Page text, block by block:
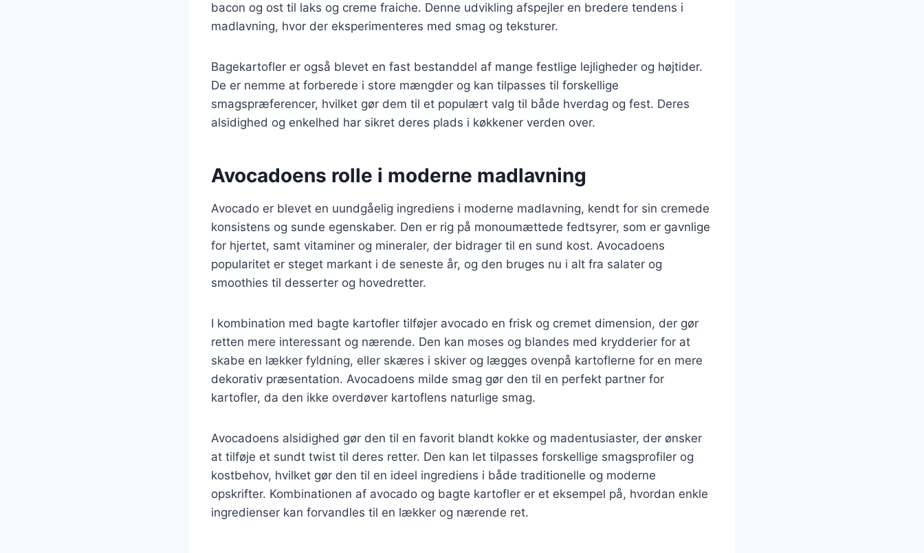
bacon og ost til laks og creme fraiche. Denne udvikling afspejler en bredere tendens i
madlavning, hvor der eksperimenteres med smag og teksturer.
Bagekartofler er også blevet en fast bestanddel af mange festlige lejligheder og højtider.
De er nemme at forberede i store mængder og kan tilpasses til forskellige
smagspræferencer, hvilket gør dem til et populært valg til både hverdag og fest. Deres
alsidighed og enkelhed har sikret deres plads i køkkener verden over.
Avocadoens rolle i moderne madlavning
Avocado er blevet en uundgåelig ingrediens i moderne madlavning, kendt for sin cremede
konsistens og sunde egenskaber. Den er rig på monoumættede fedtsyrer, som er gavnlige
for hjertet, samt vitaminer og mineraler, der bidrager til en sund kost. Avocadoens
popularitet er steget markant i de seneste år, og den bruges nu i alt fra salater og
smoothies til desserter og hovedretter.
I kombination med bagte kartofler tilføjer avocado en frisk og cremet dimension, der gør
retten mere interessant og nærende. Den kan moses og blandes med krydderier for at
skabe en lækker fyldning, eller skæres i skiver og lægges ovenpå kartoflerne for en mere
dekorativ præsentation. Avocadoens milde smag gør den til en perfekt partner for
kartofler, da den ikke overdøver kartoflens naturlige smag.
Avocadoens alsidighed gør den til en favorit blandt kokke og madentusiaster, der ønsker
at tilføje et sundt twist til deres retter. Den kan let tilpasses forskellige smagsprofiler og
kostbehov, hvilket gør den til en ideel ingrediens i både traditionelle og moderne
opskrifter. Kombinationen af avocado og bagte kartofler er et eksempel på, hvordan enkle
ingredienser kan forvandles til en lækker og nærende ret.